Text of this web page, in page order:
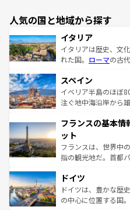
人気の国と地域から探す
イタリア
イタリアは歴史、文
れた国。 ローマの古
ろん、トスカーナの
景など、自然景観も
ピザやパスタなど、
ませてくれるイタリ
なお、新着のイタリア
しい。
スペイン
イベリア半島のほぼ
注ぐ地中海沿岸から
文化が根付くこの国
れる闘牛、そして美
る。首都マドリード
アートに溢れた街角
せる。地方によって
ンテンツ一覧を参照
フランスの基本情
ット
フランスは、世界中
指の観光地だ。首都
で、幅広い魅力が詰
聖堂、美しいビーチ
から魅了する。また
ドイツ
ドイツは、豊かな歴
の中心に位置する国